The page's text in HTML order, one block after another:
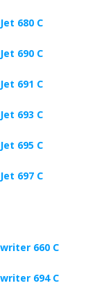
680 C
690 C
691 C
693 C
695 C
697 C
660 C
694 C